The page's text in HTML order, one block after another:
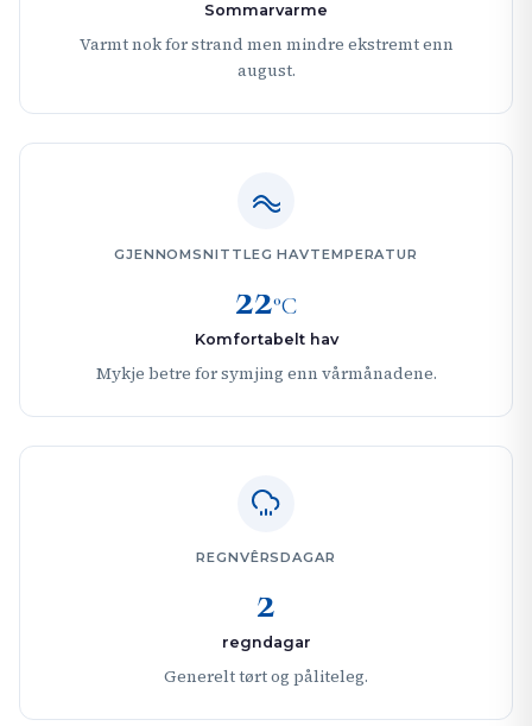
Sommarvarme
Varmt nok for strand men mindre ekstremt enn
august.
GJENNOMSNITTLEG HAVTEMPERATUR
22°C
Komfortabelt hav
Mykje betre for symjing enn vårmånadene.
REGNVÊRSDAGAR
2
regndagar
Generelt tørt og påliteleg.